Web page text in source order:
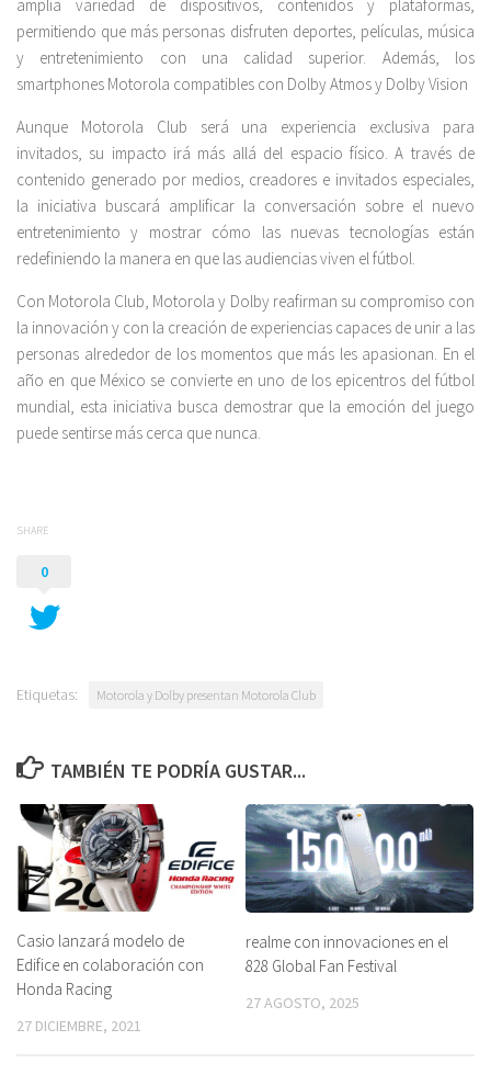
amplia variedad de dispositivos, contenidos y plataformas,
permitiendo que más personas disfruten deportes, películas, música
y entretenimiento con una calidad superior. Además, los
smartphones Motorola compatibles con Dolby Atmos y Dolby Vision
Aunque Motorola Club será una experiencia exclusiva para
invitados, su impacto irá más allá del espacio físico. A través de
contenido generado por medios, creadores e invitados especiales,
la iniciativa buscará amplificar la conversación sobre el nuevo
entretenimiento y mostrar cómo las nuevas tecnologías están
redefiniendo la manera en que las audiencias viven el fútbol.
Con Motorola Club, Motorola y Dolby reafirman su compromiso con
la innovación y con la creación de experiencias capaces de unir a las
personas alrededor de los momentos que más les apasionan. En el
año en que México se convierte en uno de los epicentros del fútbol
mundial, esta iniciativa busca demostrar que la emoción del juego
puede sentirse más cerca que nunca.
SHARE
0
Etiquetas: Motorola y Dolby presentan Motorola Club
TAMBIÉN TE PODRÍA GUSTAR...
Casio lanzará modelo de
Edifice en colaboración con
Honda Racing
27 DICIEMBRE, 2021
realme con innovaciones en el
828 Global Fan Festival
27 AGOSTO, 2025